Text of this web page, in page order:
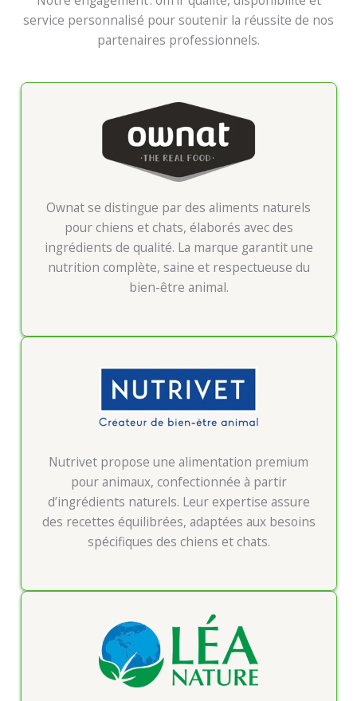
service personnalisé pour soutenir la réussite de nos
partenaires professionnels.
Ownat se distingue par des aliments naturels
pour chiens et chats, élaborés avec des
ingrédients de qualité. La marque garantit une
nutrition complète, saine et respectueuse du
bien-être animal.
Nutrivet propose une alimentation premium
pour animaux, confectionnée à partir
d’ingrédients naturels. Leur expertise assure
des recettes équilibrées, adaptées aux besoins
spécifiques des chiens et chats.